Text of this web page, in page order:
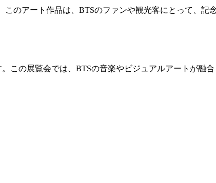
のアート作品は、BTSのファンや観光客にとって、記
この展覧会では、BTSの音楽やビジュアルアートが融